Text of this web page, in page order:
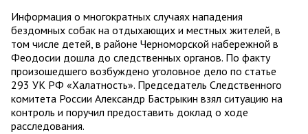
Информация о многократных случаях нападения
бездомных собак на отдыхающих и местных жителей, в
том числе детей, в районе Черноморской набережной в
Феодосии дошла до следственных органов. По факту
произошедшего возбуждено уголовное дело по статье
293 УК РФ «Халатность». Председатель Следственного
комитета России Александр Бастрыкин взял ситуацию на
контроль и поручил предоставить доклад о ходе
расследования.